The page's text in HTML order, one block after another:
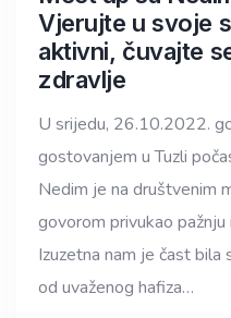
Vjerujte u svoje
aktivni, čuvajte
zdravlje
U srijedu, 26.10.2022.
gostovanjem u Tuzli
Nedim je na društvenim
govorom privukao
Izuzetna nam je čast
od uvaženog hafiza…